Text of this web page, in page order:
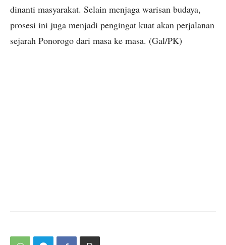
dinanti masyarakat. Selain menjaga warisan budaya,
prosesi ini juga menjadi pengingat kuat akan perjalanan
sejarah Ponorogo dari masa ke masa. (Gal/PK)